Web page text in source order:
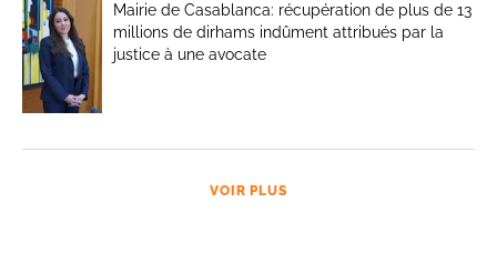
Mairie de Casablanca: récupération de plus de 13
millions de dirhams indûment attribués par la
justice à une avocate
VOIR PLUS